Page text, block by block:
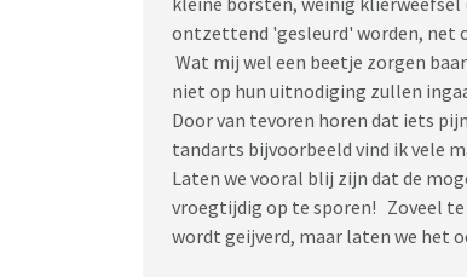
ontzettend 'gesleurd' worden, net
Wat mij wel een beetje zorgen
niet op hun uitnodiging zullen
Door van tevoren horen dat iets
tandarts bijvoorbeeld vind ik vele
Laten we vooral blij zijn dat de
vroegtijdig op te sporen! Zoveel
wordt geijverd, maar laten we het